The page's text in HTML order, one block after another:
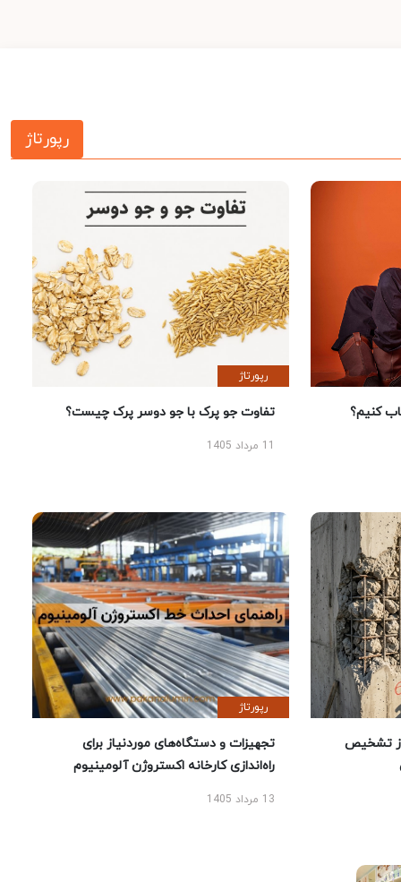
رپورتاژ
کنیم؟
رپورتاژ
تفاوت جو پرک با جو دوسر پرک چیست؟
تشخیص
رپورتاژ
تجهیزات و دستگاه‌های موردنیاز برای
راه‌اندازی کارخانه اکستروژن آلومینیوم
13 مرداد 1405